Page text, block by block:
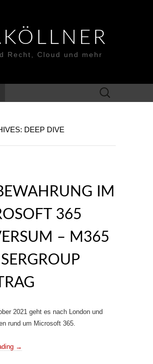
Recht, Cloud und mehr
Suchen
nach:
DEEP DIVE
IM
365
– M365
2021 geht es nach London und
rund um Microsoft 365.
→